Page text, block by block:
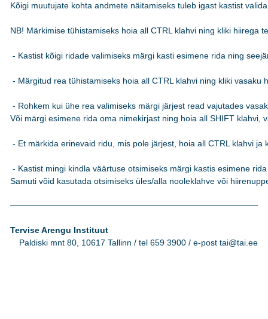
Kõigi muutujate kohta andmete näitamiseks tuleb igast kastist
NB! Märkimise tühistamiseks hoia all CTRL klahvi ning kliki hiirega
- Kastist kõigi ridade valimiseks märgi kasti esimene rida ning
- Märgitud rea tühistamiseks hoia all CTRL klahvi ning kliki vasaku
- Rohkem kui ühe rea valimiseks märgi järjest read vajutades
Või märgi esimene rida oma nimekirjast ning hoia all SHIFT klahvi,
- Et märkida erinevaid ridu, mis pole järjest, hoia all CTRL klahvi
- Kastist mingi kindla väärtuse otsimiseks märgi kastis esimene
Samuti võid kasutada otsimiseks üles/alla nooleklahve või
Tervise Arengu Instituut
Paldiski mnt 80, 10617 Tallinn / tel 659 3900 / e-post tai@tai.ee